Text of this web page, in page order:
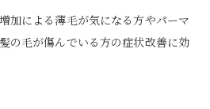
加による薄毛が気になる方やパーマ
の毛が傷んでいる方の症状改善に効